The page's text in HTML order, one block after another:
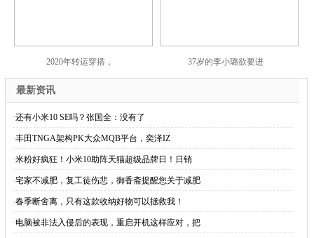
2020年转运穿搭， 37岁的李小璐欲要进
最新资讯
·还有小米10 SE吗？张国全：没有了
·丰田TNGA架构PK大众MQB平台，奕泽IZ
·米粉好疯狂！小米10助阵天猫超级品牌日！日销
·宅家不减肥，复工徒伤悲，御香斋提醒您关于减肥
·春季断舍离，只有这款收纳好物可以拯救我！
·电脑被非法入侵后的表现，重启开机这样应对，把